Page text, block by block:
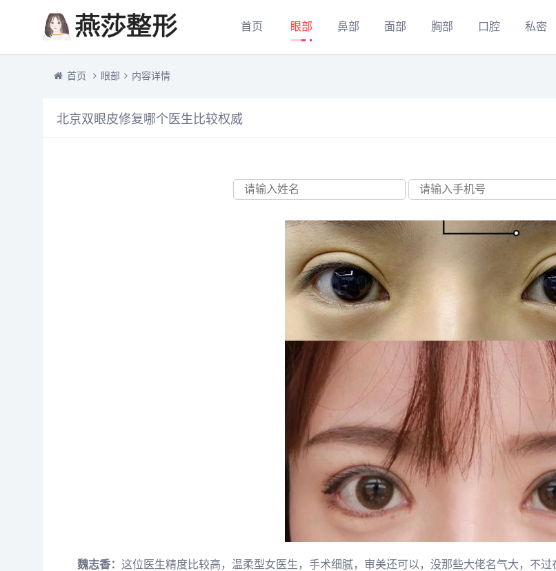
首页 眼部 鼻部 面部 胸部 口腔 私密
首页 眼部 内容详情
北京双眼皮修复哪个医生比较权威
魏志香： 这位医生精度比较高，温柔型女医生，手术细腻，审美还可以，没那些大佬名气大，不